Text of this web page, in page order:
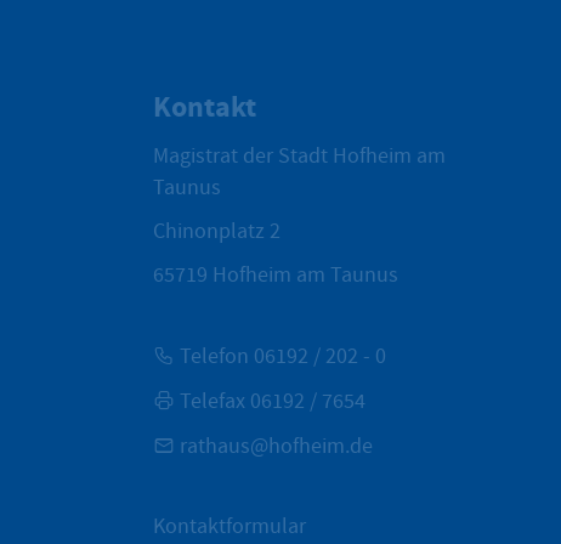
Kontakt
Magistrat der Stadt Hofheim am
Taunus
Chinonplatz 2
65719 Hofheim am Taunus
Telefon 06192 / 202 - 0
Telefax 06192 / 7654
rathaus@hofheim.de
Kontaktformular